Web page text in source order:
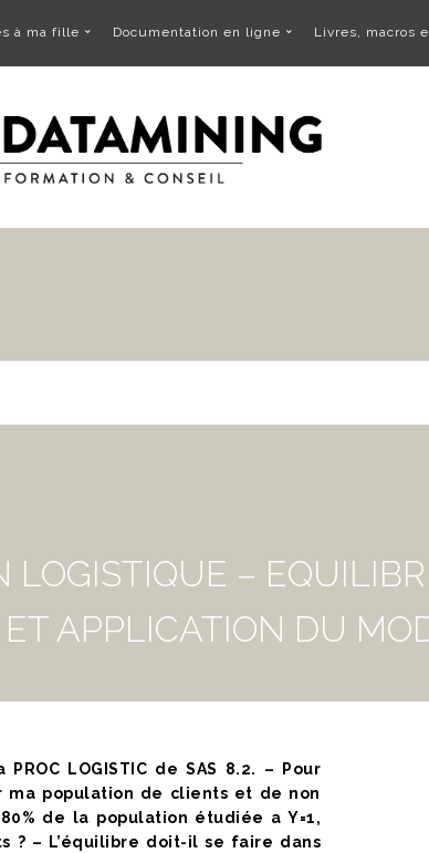
à ma fille Documentation en ligne Livres, macros
LOGISTIQUE –
APPLICATION DU
LOGISTIC de SAS 8.2. – Pour
population de clients et de non
de la population étudiée a Y=1,
? – L’équilibre doit-il se faire dans